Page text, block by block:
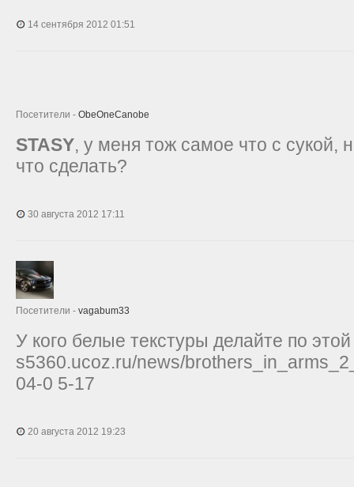
14 сентября 2012 01:51
Посетители - ObeOneCanobe
STASY, у меня тож самое что с сукой,
что сделать?
30 августа 2012 17:11
Посетители - vagabum33
У кого белые текстуры делайте по
s5360.ucoz.ru/news/
04-0 5-17
20 августа 2012 19:23